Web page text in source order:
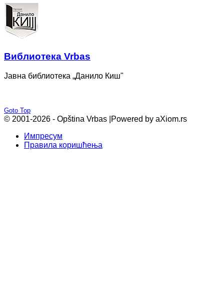
Bиблиотека Vrbas
Јавна библиотека „Данило Киш"
Goto Top
© 2001-2026 - Opština Vrbas | Powered by aXiom.rs
Импресум
Правила коришћења